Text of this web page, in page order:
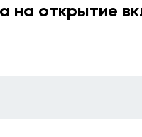
на открытие